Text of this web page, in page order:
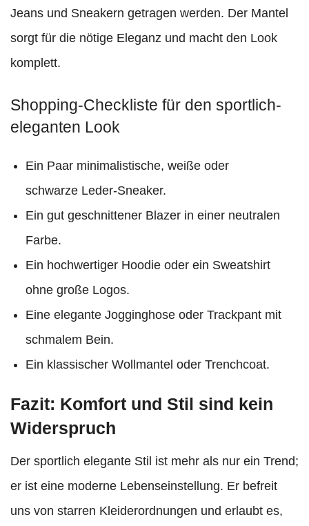
Jeans und Sneakern getragen werden. Der Mantel
sorgt für die nötige Eleganz und macht den Look
komplett.
Shopping-Checkliste für den sportlich-
eleganten Look
Ein Paar minimalistische, weiße oder
schwarze Leder-Sneaker.
Ein gut geschnittener Blazer in einer neutralen
Farbe.
Ein hochwertiger Hoodie oder ein Sweatshirt
ohne große Logos.
Eine elegante Jogginghose oder Trackpant mit
schmalem Bein.
Ein klassischer Wollmantel oder Trenchcoat.
Fazit: Komfort und Stil sind kein
Widerspruch
Der sportlich elegante Stil ist mehr als nur ein Trend;
er ist eine moderne Lebenseinstellung. Er befreit
uns von starren Kleiderordnungen und erlaubt es,